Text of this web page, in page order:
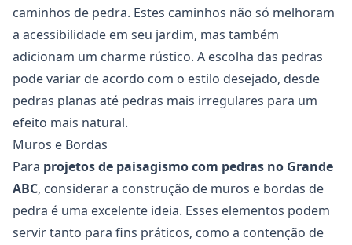
caminhos de pedra. Estes caminhos não só melhoram
a acessibilidade em seu jardim, mas também
adicionam um charme rústico. A escolha das pedras
pode variar de acordo com o estilo desejado, desde
pedras planas até pedras mais irregulares para um
efeito mais natural.
Muros e Bordas
Para projetos de paisagismo com pedras no Grande
ABC, considerar a construção de muros e bordas de
pedra é uma excelente ideia. Esses elementos podem
servir tanto para fins práticos, como a contenção de